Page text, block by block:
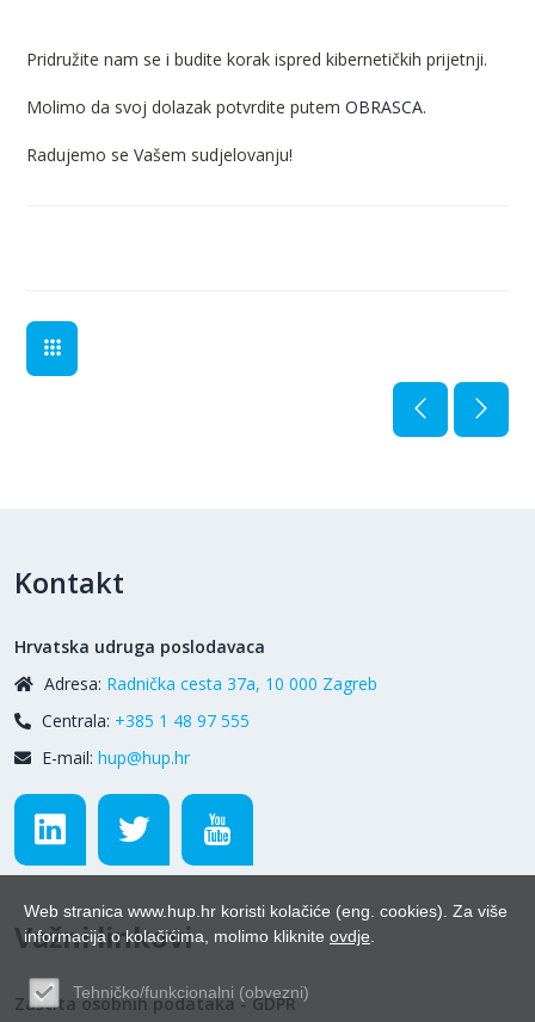
Pridružite nam se i budite korak ispred kibernetičkih prijetnji.
Molimo da svoj dolazak potvrdite putem OBRASCA.
Radujemo se Vašem sudjelovanju!
Kontakt
Hrvatska udruga poslodavaca
Adresa: Radnička cesta 37a, 10 000 Zagreb
Centrala: +385 1 48 97 555
E-mail: hup@hup.hr
Važni linkovi
Zaštita osobnih podataka - GDPR
Web stranica www.hup.hr koristi kolačiće (eng. cookies). Za više
informacija o kolačićima, molimo kliknite ovdje
Tehničko/funkcionalni (obvezni)